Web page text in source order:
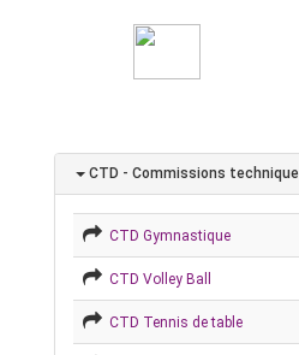
CTD - Commissions
CTD Gymnastique
CTD Volley Ball
CTD Tennis de table